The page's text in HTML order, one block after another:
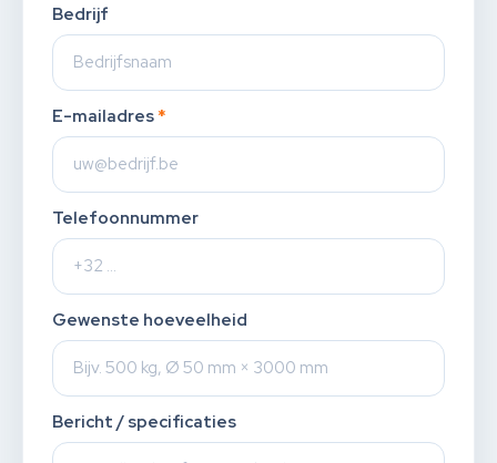
Bedrijf
E-mailadres *
Telefoonnummer
Gewenste hoeveelheid
Bericht / specificaties